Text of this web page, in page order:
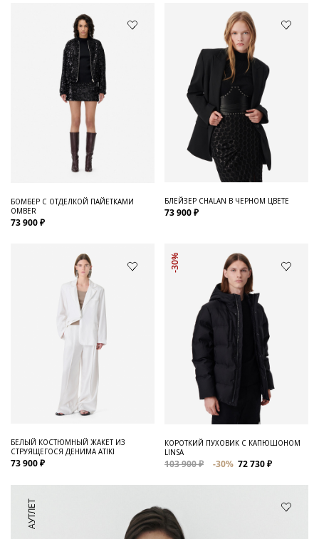
БОМБЕР С ОТДЕЛКОЙ ПАЙЕТКАМИ
OMBER
73 900 ₽
БЛЕЙЗЕР CHALAN В ЧЕРНОМ ЦВЕТЕ
73 900 ₽
БЕЛЫЙ КОСТЮМНЫЙ ЖАКЕТ ИЗ
СТРУЯЩЕГОСЯ ДЕНИМА ATIKI
73 900 ₽
-30%
КОРОТКИЙ ПУХОВИК С КАПЮШОНОМ
LINSA
103 900 ₽ -30% 72 730 ₽
АУТЛЕТ